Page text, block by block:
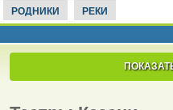
РОДНИКИ РЕКИ